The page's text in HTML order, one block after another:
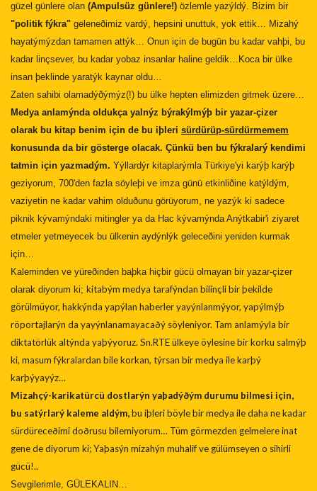
güzel günlere olan (Ampulsüz günlere!) özlemle yazýldý. Bizim bir
"politik fýkra" geleneðimiz vardý, hepsini unuttuk, yok ettik… Mizahý
hayatýmýzdan tamamen attýk… Onun için de bugün bu kadar vahþi, bu
kadar linçsever, bu kadar yobaz insanlar haline geldik…Koca bir ülke
insan þeklinde yaratýk kaynar oldu…
Zaten sahibi olamadýðýmýz(!) bu ülke hepten elimizden gitmek üzere…
Medya anlamýnda oldukça yalnýz býrakýlmýþ bir yazar-çizer
olarak bu kitap benim için de bu iþleri sürdürüp-sürdürmemem
konusunda da bir gösterge olacak. Çünkü ben bu fýkralarý kendimi
tatmin için yazmadým. Yýllardýr kitaplarýmla Türkiye'yi karýþ karýþ
geziyorum, 700'den fazla söyleþi ve imza günü etkinliðine katýldým,
vaziyetin ne kadar vahim olduðunu görüyorum, ne yazýk ki sadece
piknik kývamýndaki mitingler ya da Hac kývamýnda Anýtkabir'i ziyaret
etmeler yetmeyecek bu ülkenin aydýnlýk geleceðini yeniden kurmak
için…
Kaleminden ve yüreðinden baþka hiçbir gücü olmayan bir yazar-çizer
olarak diyorum ki; kitabým medya tarafýndan bilinçli bir þekilde
görülmüyor, hakkýnda yapýlan haberler yayýnlanmýyor, yapýlmýþ
röportajlarýn da yayýnlanamayacaðý söyleniyor. Tam anlamýyla bir
diktatörlük altýnda yaþýyoruz. Sn.RTE ülkeye öylesine bir korku salmýþ
ki, masum fýkralardan bile korkan, týrsan bir medya ile karþý
karþýyayýz…
Mizahçý-karikatürcü dostlarýn yaþadýðým durumu bilmesi için,
bu satýrlarý kaleme aldým,bu iþleri böyle bir medya ile daha ne kadar
sürdüreceðimi doðrusu bilemiyorum… Tüm görmezden gelmelere inat
gene de diyorum ki; Yaþasýn mizahýn muhalif ve gülümseyen o sihirli
gücü!..
Sevgilerimle, GÜLEKALIN…